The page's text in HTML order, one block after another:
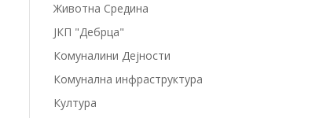
Животна Средина
ЈКП "Дебрца"
Комуналини Дејности
Комунална инфраструктура
Култура